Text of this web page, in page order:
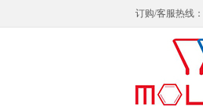
订购/客服热线：